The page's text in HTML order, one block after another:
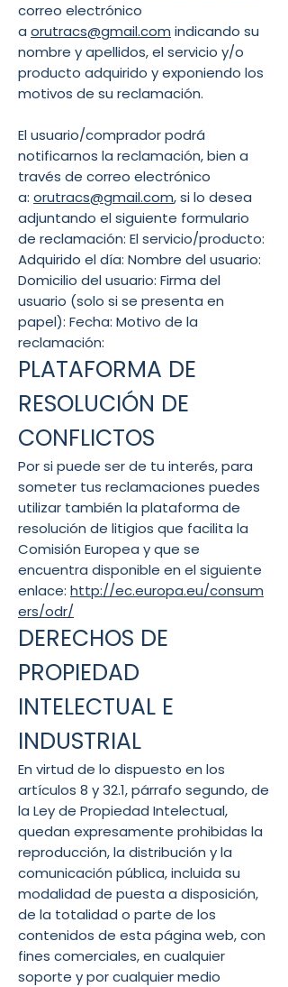
correo electrónico
a orutracs@gmail.com indicando su
nombre y apellidos, el servicio y/o
producto adquirido y exponiendo los
motivos de su reclamación.
El usuario/comprador podrá
notificarnos la reclamación, bien a
través de correo electrónico
a: orutracs@gmail.com, si lo desea
adjuntando el siguiente formulario
de reclamación: El servicio/producto:
Adquirido el día: Nombre del usuario:
Domicilio del usuario: Firma del
usuario (solo si se presenta en
papel): Fecha: Motivo de la
reclamación:
PLATAFORMA DE
RESOLUCIÓN DE
CONFLICTOS
Por si puede ser de tu interés, para
someter tus reclamaciones puedes
utilizar también la plataforma de
resolución de litigios que facilita la
Comisión Europea y que se
encuentra disponible en el siguiente
enlace: http://ec.europa.eu/consum
ers/odr/
DERECHOS DE
PROPIEDAD
INTELECTUAL E
INDUSTRIAL
En virtud de lo dispuesto en los
artículos 8 y 32.1, párrafo segundo, de
la Ley de Propiedad Intelectual,
quedan expresamente prohibidas la
reproducción, la distribución y la
comunicación pública, incluida su
modalidad de puesta a disposición,
de la totalidad o parte de los
contenidos de esta página web, con
fines comerciales, en cualquier
soporte y por cualquier medio